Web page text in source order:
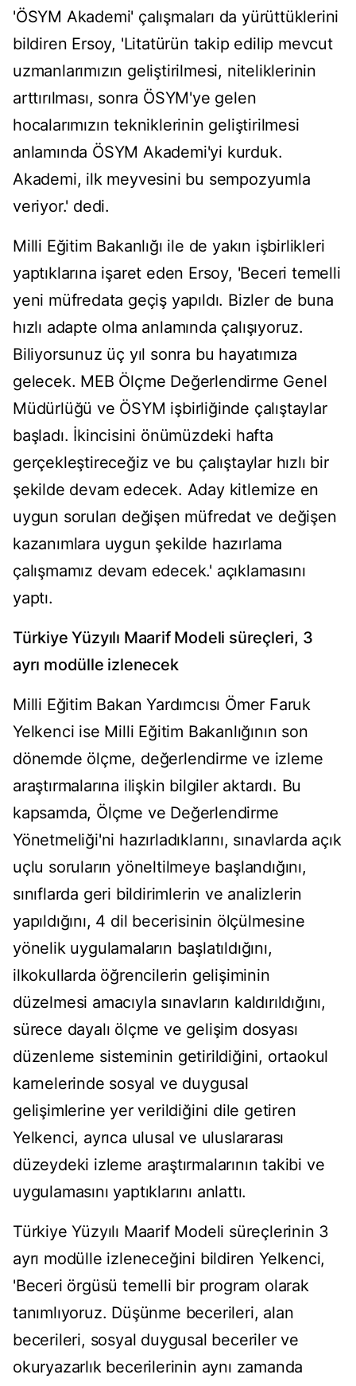
'ÖSYM Akademi' çalışmaları da yürüttüklerini
bildiren Ersoy, 'Litatürün takip edilip mevcut
uzmanlarımızın geliştirilmesi, niteliklerinin
arttırılması, sonra ÖSYM'ye gelen
hocalarımızın tekniklerinin geliştirilmesi
anlamında ÖSYM Akademi'yi kurduk.
Akademi, ilk meyvesini bu sempozyumla
veriyor.' dedi.
Milli Eğitim Bakanlığı ile de yakın işbirlikleri
yaptıklarına işaret eden Ersoy, 'Beceri temelli
yeni müfredata geçiş yapıldı. Bizler de buna
hızlı adapte olma anlamında çalışıyoruz.
Biliyorsunuz üç yıl sonra bu hayatımıza
gelecek. MEB Ölçme Değerlendirme Genel
Müdürlüğü ve ÖSYM işbirliğinde çalıştaylar
başladı. İkincisini önümüzdeki hafta
gerçekleştireceğiz ve bu çalıştaylar hızlı bir
şekilde devam edecek. Aday kitlemize en
uygun soruları değişen müfredat ve değişen
kazanımlara uygun şekilde hazırlama
çalışmamız devam edecek.' açıklamasını
yaptı.
Türkiye Yüzyılı Maarif Modeli süreçleri, 3
ayrı modülle izlenecek
Milli Eğitim Bakan Yardımcısı Ömer Faruk
Yelkenci ise Milli Eğitim Bakanlığının son
dönemde ölçme, değerlendirme ve izleme
araştırmalarına ilişkin bilgiler aktardı. Bu
kapsamda, Ölçme ve Değerlendirme
Yönetmeliği'ni hazırladıklarını, sınavlarda açık
uçlu soruların yöneltilmeye başlandığını,
sınıflarda geri bildirimlerin ve analizlerin
yapıldığını, 4 dil becerisinin ölçülmesine
yönelik uygulamaların başlatıldığını,
ilkokullarda öğrencilerin gelişiminin
düzelmesi amacıyla sınavların kaldırıldığını,
sürece dayalı ölçme ve gelişim dosyası
düzenleme sisteminin getirildiğini, ortaokul
karnelerinde sosyal ve duygusal
gelişimlerine yer verildiğini dile getiren
Yelkenci, ayrıca ulusal ve uluslararası
düzeydeki izleme araştırmalarının takibi ve
uygulamasını yaptıklarını anlattı.
Türkiye Yüzyılı Maarif Modeli süreçlerinin 3
ayrı modülle izleneceğini bildiren Yelkenci,
'Beceri örgüsü temelli bir program olarak
tanımlıyoruz. Düşünme becerileri, alan
becerileri, sosyal duygusal beceriler ve
okuryazarlık becerilerinin aynı zamanda